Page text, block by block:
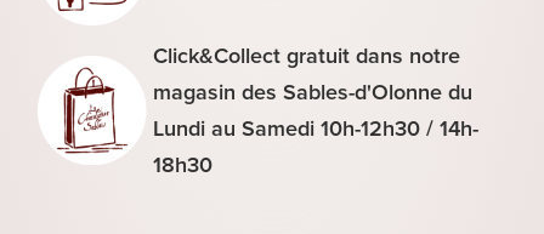
Click&Collect gratuit dans notre
magasin des Sables-d'Olonne du
Lundi au Samedi 10h-12h30 / 14h-
18h30